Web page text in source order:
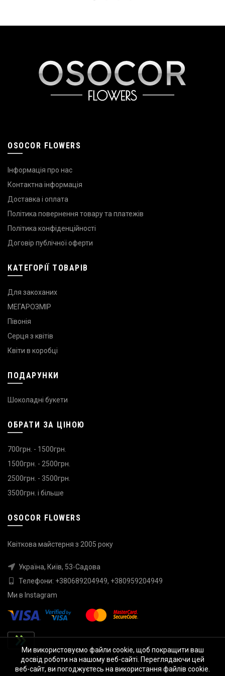
OSOCOR FLOWERS
Інформація про нас
Контактна інформація
Доставка і оплата
Політика повернення товару та платежів
Політика конфіденційності
Договір публічної оферти
КАТЕГОРІЇ ТОВАРІВ
Для закоханих
МЕГАРОЗМІР
Півонія
Серця з квітів
Квіти в коробці
ПОДАРУНКИ
Шоколадні букети
ОБРАТИ ЗА ЦІНОЮ
700грн. - 1500грн.
1500грн. - 2500грн.
2500грн. - 3500грн.
3500грн. і більше
OSOCOR FLOWERS
Квіткова майстерня з 2005 року
Україна, Київ, 53-Садова
Телефони: +380689204949, +380959204949
Ми в Instagram
Ми використовуємо файли cookie, щоб покращити ваш
досвід роботи на нашому веб-сайті. Переглядаючи цей
веб-сайт, ви погоджуєтесь на використання файлів cookie.